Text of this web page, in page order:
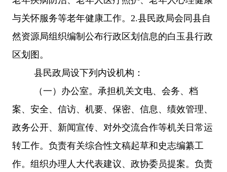
与关怀服务等老年健康工作。2.县民政局会同县自
然资源局组织编制公布行政区划信息的白玉县行政
区划图。
县民政局设下列内设机构：
（一） 办公室。承担机关文电、会务、档
案、安全、信访、机要、保密、信息、绩效管理、
政务公开、新闻宣传、对外交流合作等机关日常运
转工作。负责有关综合性文稿起草和史志编纂工
作。组织办理人大代表建议、政协委员提案。负责